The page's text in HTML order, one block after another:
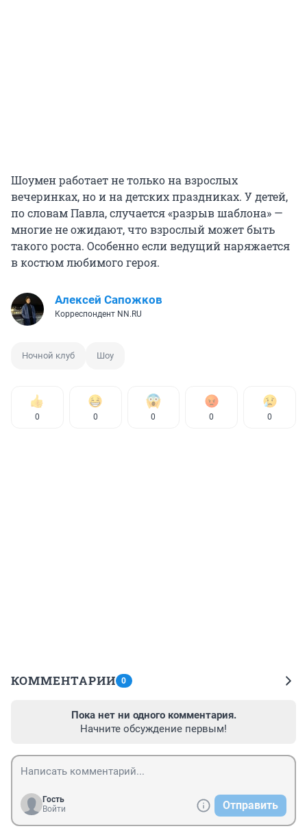
Шоумен работает не только на взрослых
вечеринках, но и на детских праздниках. У детей,
по словам Павла, случается «разрыв шаблона» —
многие не ожидают, что взрослый может быть
такого роста. Особенно если ведущий наряжается
в костюм любимого героя.
Алексей Сапожков
Корреспондент NN.RU
Ночной клуб Шоу
0 0 0 0 0
КОММЕНТАРИИ 0
Пока нет ни одного комментария.
Начните обсуждение первым!
Гость
Войти
Отправить